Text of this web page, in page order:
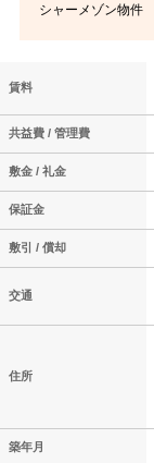
シャーメゾン物件
賃料
共益費 / 管理費
敷金 / 礼金
保証金
敷引 / 償却
交通
住所
築年月